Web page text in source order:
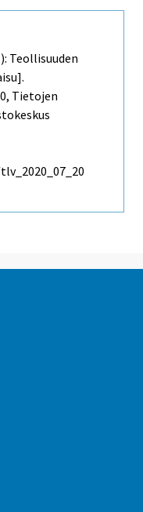
Teollisuuden
Tietojen